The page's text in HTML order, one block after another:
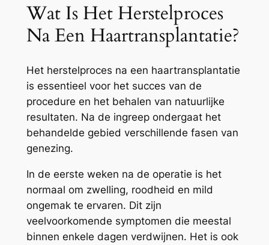
Wat Is Het Herstelproces
Na Een Haartransplantatie?
Het herstelproces na een haartransplantatie
is essentieel voor het succes van de
procedure en het behalen van natuurlijke
resultaten. Na de ingreep ondergaat het
behandelde gebied verschillende fasen van
genezing.
In de eerste weken na de operatie is het
normaal om zwelling, roodheid en mild
ongemak te ervaren. Dit zijn
veelvoorkomende symptomen die meestal
binnen enkele dagen verdwijnen. Het is ook